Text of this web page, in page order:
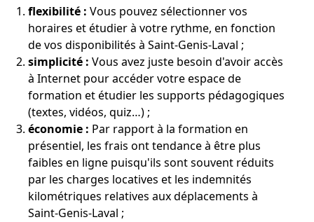
flexibilité : Vous pouvez sélectionner vos
horaires et étudier à votre rythme, en fonction
de vos disponibilités à Saint-Genis-Laval ;
simplicité : Vous avez juste besoin d'avoir accès
à Internet pour accéder votre espace de
formation et étudier les supports pédagogiques
(textes, vidéos, quiz…) ;
économie : Par rapport à la formation en
présentiel, les frais ont tendance à être plus
faibles en ligne puisqu'ils sont souvent réduits
par les charges locatives et les indemnités
kilométriques relatives aux déplacements à
Saint-Genis-Laval ;